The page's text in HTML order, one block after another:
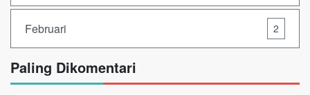
Februari 2
Paling Dikomentari